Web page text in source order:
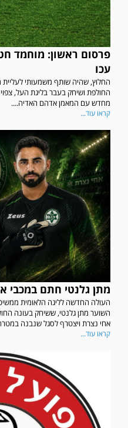
פרסום ראשון: מוחמד
עכו
החלוץ, שהיה שותף משמעותי
החולפת ושיחק בעבר בליגת העל,
מחדש עם המאמן אדהם האדיה....
קראו עוד...
מתן גלנטי חתם במכבי
העולה החדשה לליגה הלאומית
השוער מתן גלנטי, ששיחק בעונה
אחי נצרת ויצטרף לסגל שנבנה
קראו עוד...